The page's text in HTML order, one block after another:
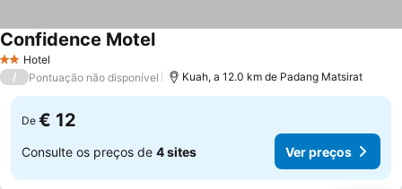
2 Estrelas
Hotel
Confidence Motel
/ Pontuação não disponível Kuah, a 12.0 km de Padang Matsirat
De € 12
Consulte os preços de 4 sites Ver preços